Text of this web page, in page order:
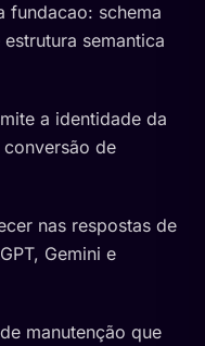
fundacao: schema
semantica
a identidade da
de
nas respostas de
Gemini e
manutenção que